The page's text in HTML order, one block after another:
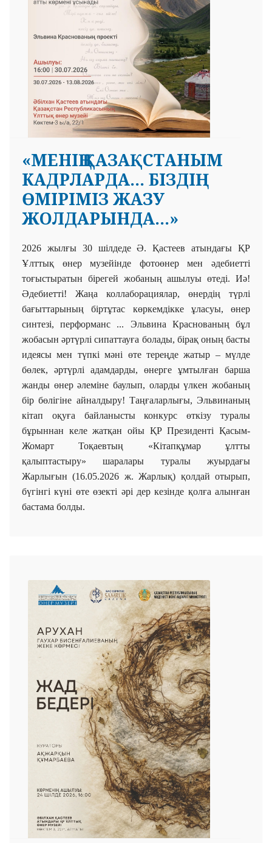
«МЕНІҢ ҚАЗАҚСТАНЫМ
КАДРЛАРДА... БІЗДІҢ
ӨМІРІМІЗ ЖАЗУ
ЖОЛДАРЫНДА...»
2026 жылғы 30 шілдеде Ә. Қастеев атындағы ҚР
Ұлттық өнер музейінде фотоөнер мен әдебиетті
тоғыстыратын бірегей жобаның ашылуы өтеді. Иә!
Әдебиетті! Жаңа коллаборациялар, өнердің түрлі
бағыттарының біртұтас көркемдікке ұласуы, өнер
синтезі, перформанс ... Эльвина Краснованың бұл
жобасын әртүрлі сипаттауға болады, бірақ оның басты
идеясы мен түпкі мәні өте тереңде жатыр – мүлде
бөлек, әртүрлі адамдарды, өнерге ұмтылған барша
жанды өнер әлеміне баулып, оларды үлкен жобаның
бір бөлігіне айналдыру! Таңғаларлығы, Эльвинаның
кітап оқуға байланысты конкурс өткізу туралы
бұрыннан келе жатқан ойы ҚР Президенті Қасым-
Жомарт Тоқаевтың «Кітапқұмар ұлтты
қалыптастыру» шаралары туралы жуырдағы
Жарлығын (16.05.2026 ж. Жарлық) қолдай отырып,
бүгінгі күні өте өзекті әрі дер кезінде қолға алынған
бастама болды.